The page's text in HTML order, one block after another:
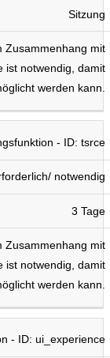
Sitzung
Zusammenhang mit
ist notwendig, damit
werden kann.
- ID: tsrce
notwendig
3 Tage
Zusammenhang mit
ist notwendig, damit
werden kann.
- ID: ui_experience